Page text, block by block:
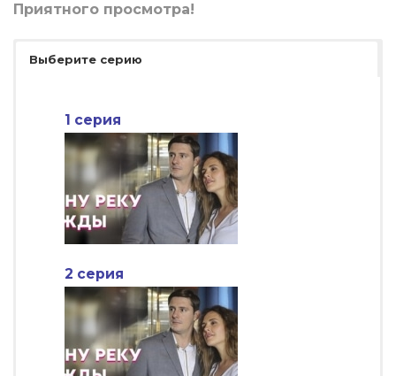
Приятного просмотра!
Выберите серию
1 серия
2 серия